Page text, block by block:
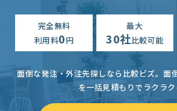
完全無料
利用料0円
最大
30社比較可能
面倒な発注・外注先探しなら比較ビズ。 面
を一括見積もりでラクラク